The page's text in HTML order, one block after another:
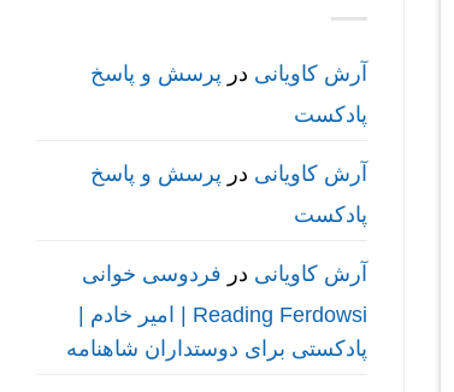
آرش کاویانی در پرسش و پاسخ
پادکست
آرش کاویانی در پرسش و پاسخ
پادکست
آرش کاویانی در فردوسی خوانی
Reading Ferdowsi | امیر خادم |
پادکستی برای دوستداران شاهنامه